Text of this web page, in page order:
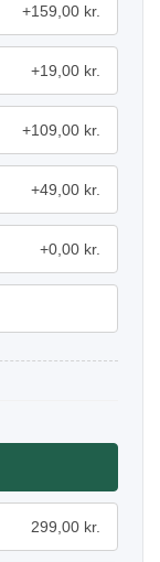
+159,00 kr.
+19,00 kr.
+109,00 kr.
+49,00 kr.
+0,00 kr.
299,00 kr.